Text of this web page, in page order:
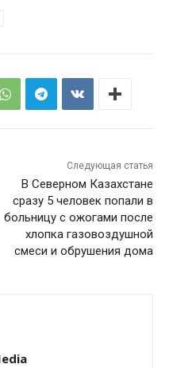
Следующая статья
В Северном Казахстане
сразу 5 человек попали в
больницу с ожогами после
хлопка газовоздушной
смеси и обрушения дома